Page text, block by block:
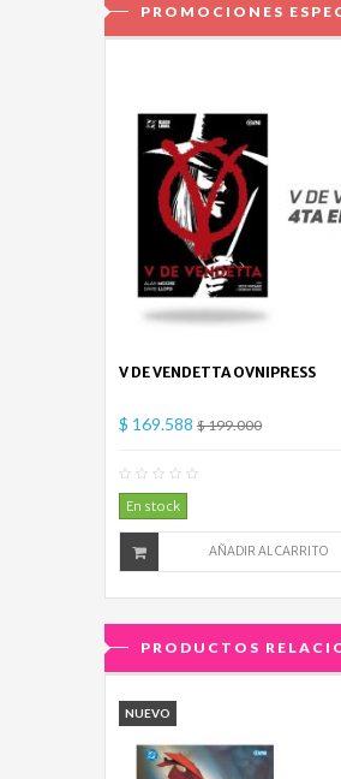
PROMOCIONES
V DE VENDETTA OVNIPRESS
$ 169.588 $ 199.000
En stock
AÑADIR AL CARRITO
PRODUCTOS
NUEVO